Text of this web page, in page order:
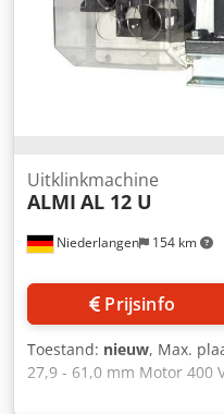
Niederlangen 154 km
Uitklinkmachine
ALMI AL 12 U
Prijsinfo
Toestand: nieuw, Max.
27,9 - 61,0 mm Motor 400
2,2 kW Machinegewicht